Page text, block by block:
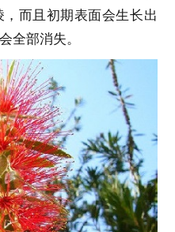
而且初期表面会生长出
全部消失。